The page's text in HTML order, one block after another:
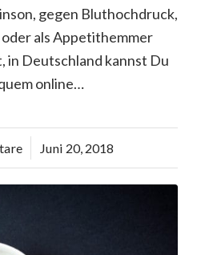
gegen Bluthochdruck,
als Appetithemmer
in Deutschland kannst Du
online…
Juni 20, 2018